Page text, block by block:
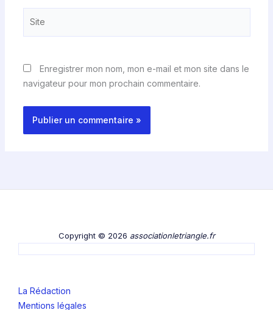
Enregistrer mon nom, mon e-mail et mon site dans le
navigateur pour mon prochain commentaire.
Copyright © 2026 associationletriangle.fr
La Rédaction
Mentions légales